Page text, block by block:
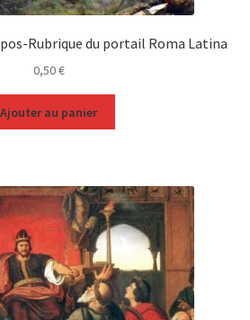
Rubrique du portail Roma Latina
0,50€
Ajouter au panier